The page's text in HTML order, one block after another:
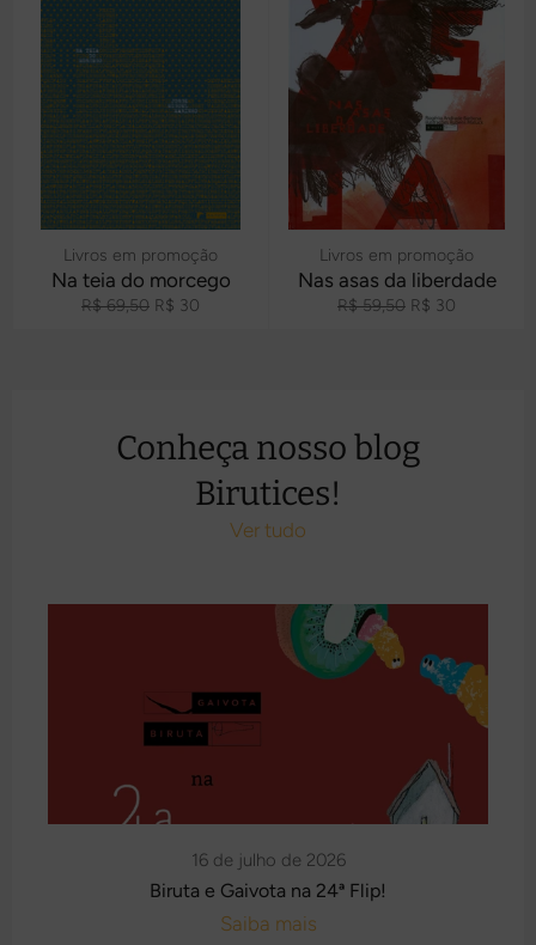
Livros em promoção
Na teia do morcego
Preço
R$ 69,50 Preço
R$ 30
Livros em promoção
Nas asas da liberdade
Preço
R$ 59,50 Preço
R$ 30
Conheça nosso blog
Birutices!
Ver tudo
16 de julho de 2026
Biruta e Gaivota na 24ª Flip!
Saiba mais